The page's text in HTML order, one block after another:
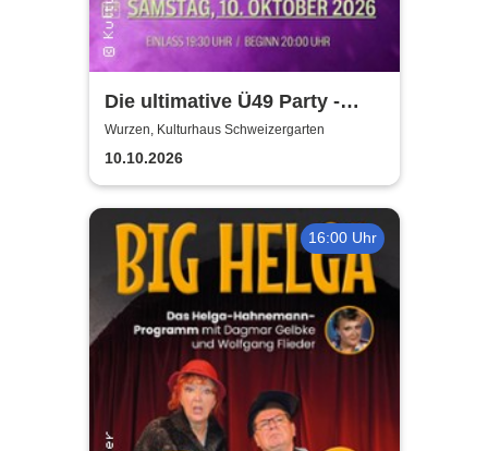
Die ultimative Ü49 Party -
Kulturhaus Schweizergarten
Wurzen, Kulturhaus Schweizergarten
10.10.2026
16:00 Uhr